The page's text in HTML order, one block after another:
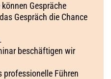
Gespräche
Gespräch die Chance
beschäftigen wir
professionelle Führen